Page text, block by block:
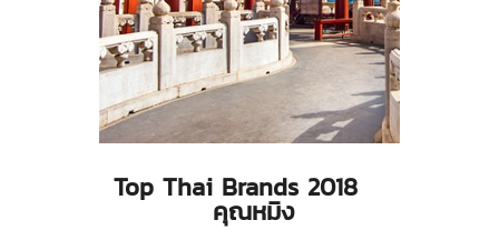
Top Thai Brands 2018
คุณหมิง